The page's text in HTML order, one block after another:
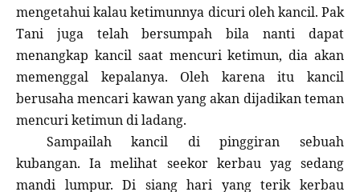
mengetahui kalau ketimunnya dicuri oleh kancil. Pak
Tani juga telah bersumpah bila nanti dapat
menangkap kancil saat mencuri ketimun, dia akan
memenggal kepalanya. Oleh karena itu kancil
berusaha mencari kawan yang akan dijadikan teman
mencuri ketimun di ladang.
Sampailah kancil di pinggiran sebuah
kubangan. Ia melihat seekor kerbau yag sedang
mandi lumpur. Di siang hari yang terik kerbau